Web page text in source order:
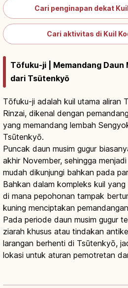
Cari penginapan dekat
Cari aktivitas di Kuil
Tōfuku-ji | Memandang Daun
dari Tsūtenkyō
Tōfuku-ji adalah kuil utama aliran
Rinzai, dikenal dengan
yang memandang lembah
Tsūtenkyō.
Puncak daun musim gugur
akhir November, sehingga
mudah dikunjungi bahkan pada
Bahkan dalam kompleks kuil
di mana pepohonan tampak
kuning menciptakan
Pada periode daun musim gugur
ziarah khusus atau tindakan
larangan berhenti di Tsūtenkyō,
lokasi untuk aturan pemotretan
Kuil Tofukuji Kyoto: Sanmon